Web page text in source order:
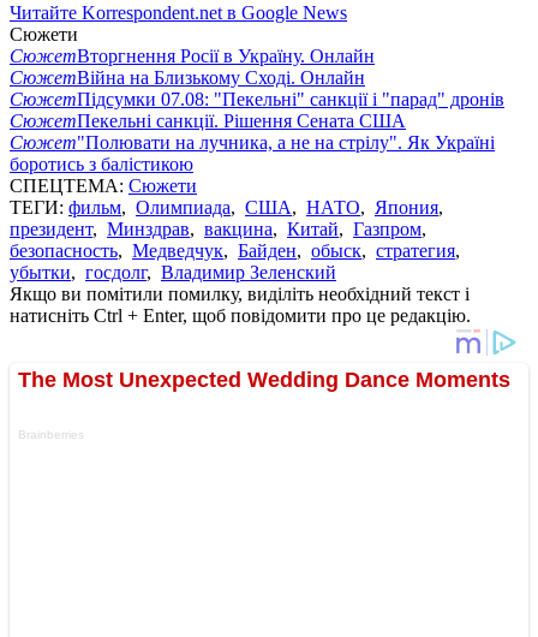
Читайте Korrespondent.net в Google News
Сюжети
СюжетВторгнення Росії в Україну. Онлайн
СюжетВійна на Близькому Сході. Онлайн
СюжетПідсумки 07.08: "Пекельні" санкції і "парад" дронів
СюжетПекельні санкції. Рішення Сената США
Сюжет"Полювати на лучника, а не на стрілу". Як Україні
боротись з балістикою
СПЕЦТЕМА: Сюжети
ТЕГИ: фильм, Олимпиада, США, НАТО, Япония,
президент, Минздрав, вакцина, Китай, Газпром,
безопасность, Медведчук, Байден, обыск, стратегия,
убытки, госдолг, Владимир Зеленский
Якщо ви помітили помилку, виділіть необхідний текст і
натисніть Ctrl + Enter, щоб повідомити про це редакцію.